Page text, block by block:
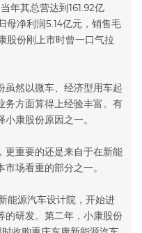
年其总营达到161.92亿
母净利润5.14亿元，销售毛
股份刚上市时曾一口气拉
虽然以微车、经济型用车起
务方面算得上经验丰富。有
康股份原因之一。
更重要的还是来自于在新能
场看重的部分之一。
能源汽车设计院，开始进
的研发。第二年，小康股份